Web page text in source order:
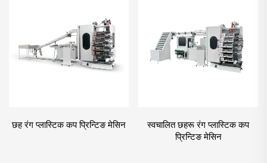
छह रंग प्लास्टिक कप प्रिन्टिङ मेसिन
स्वचालित छहरू रंग प्लास्टिक कप
प्रिन्टिङ मेसिन